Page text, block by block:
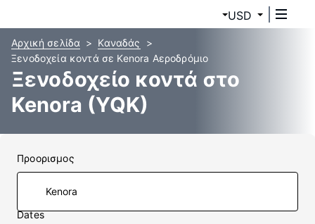
USD
Αρχική σελίδα
Καναδάς
Ξενοδοχεία κοντά σε Kenora Αεροδρόμιο
Ξενοδοχείο κοντά στο
Kenora (YQK)
Προορισμος
Dates